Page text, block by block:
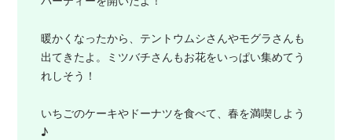
暖かくなったから、テントウムシさんやモグラさんも
出てきたよ。ミツバチさんもお花をいっぱい集めてう
れしそう！
いちごのケーキやドーナツを食べて、春を満喫しよう
♪